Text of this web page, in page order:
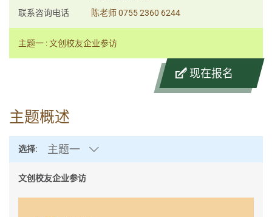
联系咨询电话
陈老师 0755 2360 6244
主题一 : 文创校友企业参访
现在报名
主题概述
选择: 主题一
文创校友企业参访